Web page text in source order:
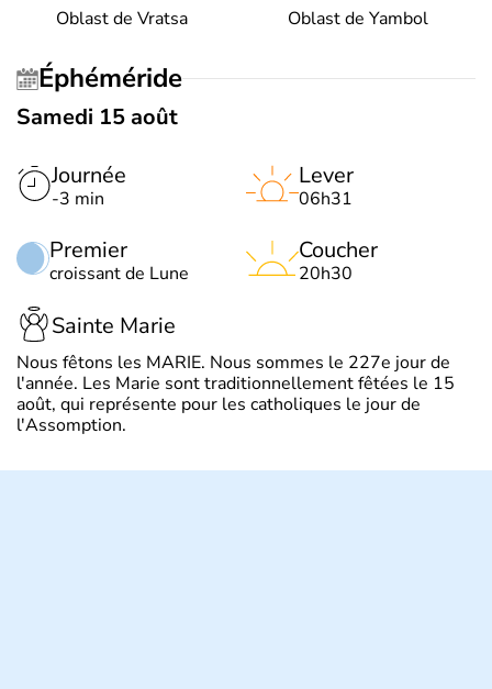
Oblast de Vratsa Oblast de Yambol
Éphéméride
Samedi 15 août
Journée
-3 min
Premier
croissant de Lune
Lever
06h31
Coucher
20h30
Sainte Marie
Nous fêtons les MARIE. Nous sommes le 227e jour de
l'année. Les Marie sont traditionnellement fêtées le 15
août, qui représente pour les catholiques le jour de
l'Assomption.